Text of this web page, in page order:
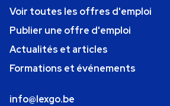
Voir toutes les offres d'emploi
Publier une offre d'emploi
Actualités et articles
Formations et événements
info@lexgo.be